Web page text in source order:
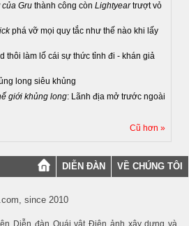
Gru thành công còn Lightyeartrượt vỏ
phá vỡ mọi quy tắc như thế nào khi lấy
thôi làm lố cái sự thức tỉnh đi - khán giả
long siêu khủng
giới khủng long: Lãnh địa mở trước ngoài
Cũ hơn »
DIỄN ĐÀN VỀ CHÚNG TÔI
since 2010
Diễn đàn Quái vật Điện ảnh xây dựng và